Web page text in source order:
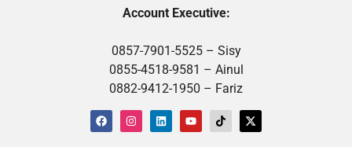
Account Executive:
0857-7901-5525 – Sisy
0855-4518-9581 – Ainul
0882-9412-1950 – Fariz